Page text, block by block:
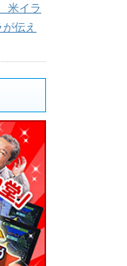
米イラ
伝え